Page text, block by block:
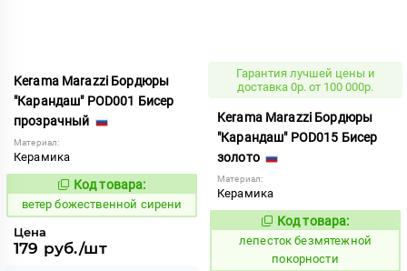
Kerama Marazzi Бордюры
"Карандаш" POD001 Бисер
прозрачный
Материал:
Керамика
110214
Код товара:
ветер божественной сирени
Цена
179 руб./шт
Гарантия лучшей цены и
доставка 0р. от 100 000р.
Kerama Marazzi Бордюры
"Карандаш" POD015 Бисер
золото
Материал:
Керамика
859947
Код товара:
лепесток безмятежной
покорности